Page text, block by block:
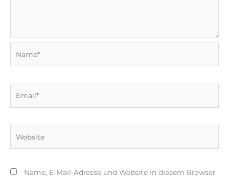
Name, E-Mail-Adresse und Website in diesem Browser